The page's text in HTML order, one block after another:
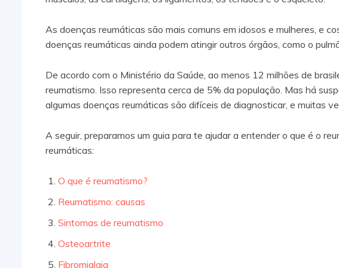
As doenças reumáticas são mais comuns em idosos e mulheres, e
doenças reumáticas ainda podem atingir outros órgãos, como o
De acordo com o Ministério da Saúde, ao menos 12 milhões de
reumatismo. Isso representa cerca de 5% da população. Mas há
algumas doenças reumáticas são difíceis de diagnosticar, e muitas
A seguir, preparamos um guia para te ajudar a entender o que é o
reumáticas:
O que é reumatismo?
Reumatismo: causas
Sintomas de reumatismo
Osteoartrite
Fibromialgia